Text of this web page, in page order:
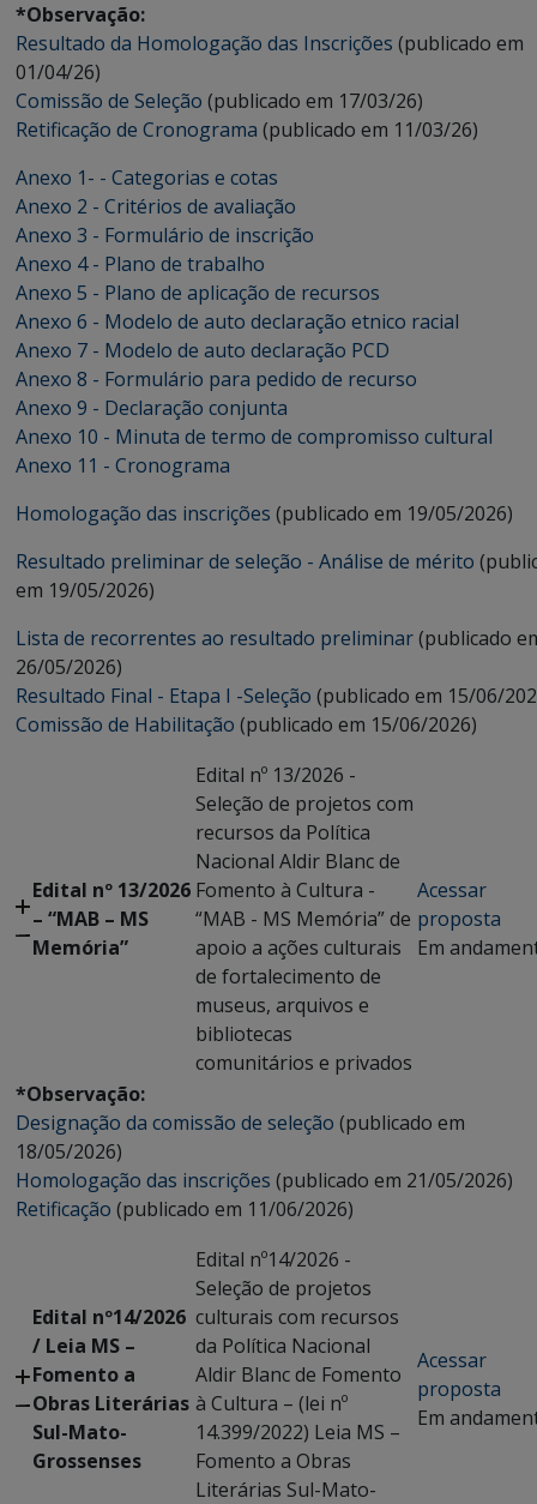
*Observação:
Resultado da Homologação das Inscrições (publicado em
01/04/26)
Comissão de Seleção (publicado em 17/03/26)
Retificação de Cronograma (publicado em 11/03/26)
Anexo 1- - Categorias e cotas
Anexo 2 - Critérios de avaliação
Anexo 3 - Formulário de inscrição
Anexo 4 - Plano de trabalho
Anexo 5 - Plano de aplicação de recursos
Anexo 6 - Modelo de auto declaração etnico racial
Anexo 7 - Modelo de auto declaração PCD
Anexo 8 - Formulário para pedido de recurso
Anexo 9 - Declaração conjunta
Anexo 10 - Minuta de termo de compromisso cultural
Anexo 11 - Cronograma
Homologação das inscrições (publicado em 19/05/2026)
Resultado preliminar de seleção - Análise de mérito
em 19/05/2026)
Lista de recorrentes ao resultado preliminar(publicado
26/05/2026)
Resultado Final - Etapa I -Seleção (publicado em 15/06/
Comissão de Habilitação (publicado em 15/06/2026)
Edital nº 13/2026
– “MAB – MS
Memória”
Edital nº 13/2026 -
Seleção de projetos com
recursos da Política
Nacional Aldir Blanc de
Fomento à Cultura -
“MAB - MS Memória” de
apoio a ações culturais
de fortalecimento de
museus, arquivos e
bibliotecas
comunitários e privados
Acessar
proposta
Em
*Observação:
Designação da comissão de seleção (publicado em
18/05/2026)
Homologação das inscrições (publicado em 21/05/2026)
Retificação (publicado em 11/06/2026)
Edital nº14/2026
/ Leia MS –
Fomento a
Obras Literárias
Sul-Mato-
Grossenses
Edital nº14/2026 -
Seleção de projetos
culturais com recursos
da Política Nacional
Aldir Blanc de Fomento
à Cultura – (lei nº
14.399/2022) Leia MS –
Fomento a Obras
Literárias Sul-Mato-
Acessar
proposta
Em